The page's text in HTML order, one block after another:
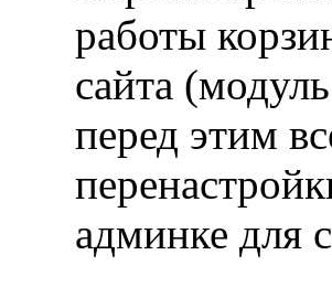
работы
сайта
перед этим
админке для